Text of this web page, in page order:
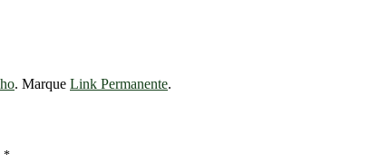
. Marque Link Permanente.
*